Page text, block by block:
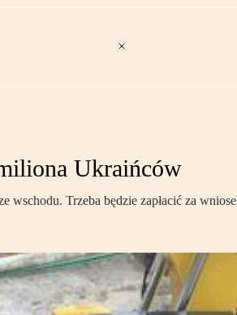
Ukraińców
Trzeba będzie zapłacić za